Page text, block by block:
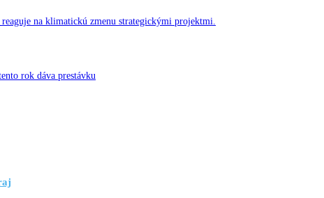
na klimatickú zmenu strategickými projektmi.
rok dáva prestávku